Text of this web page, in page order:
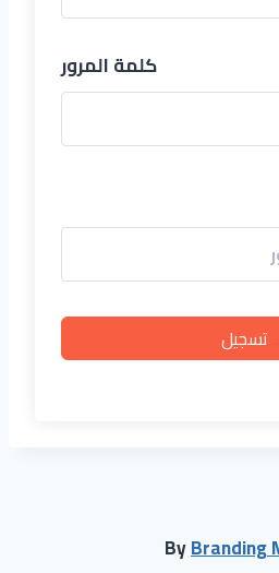
كلمة المرور
تسجيل
ByBranding